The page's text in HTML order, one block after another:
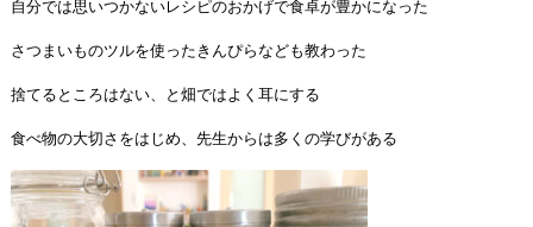
自分では思いつかないレシピのおかげで食卓が豊かになった
さつまいものツルを使ったきんぴらなども教わった
捨てるところはない、と畑ではよく耳にする
食べ物の大切さをはじめ、先生からは多くの学びがある